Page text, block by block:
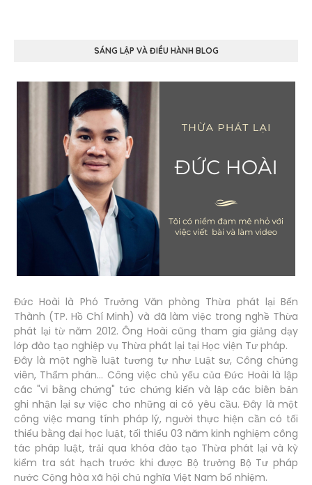
SÁNG LẬP VÀ ĐIỀU HÀNH BLOG
Đức Hoài là Phó Trưởng Văn phòng Thừa phát lại Bến
Thành (TP. Hồ Chí Minh) và đã làm việc trong nghề Thừa
phát lại từ năm 2012. Ông Hoài cũng tham gia giảng dạy
lớp đào tạo nghiệp vụ Thừa phát lại tại Học viện Tư pháp.
Đây là một nghề luật tương tự như Luật sư, Công chứng
viên, Thẩm phán... Công việc chủ yếu của Đức Hoài là lập
các "vi bằng chứng" tức chứng kiến và lập các biên bản
ghi nhận lại sự việc cho những ai có yêu cầu. Đây là một
công việc mang tính pháp lý, người thực hiện cần có tối
thiểu bằng đại học luật, tối thiểu 03 năm kinh nghiệm công
tác pháp luật, trải qua khóa đào tạo Thừa phát lại và kỳ
kiểm tra sát hạch trước khi được Bộ trưởng Bộ Tư pháp
nước Cộng hòa xã hội chủ nghĩa Việt Nam bổ nhiệm.